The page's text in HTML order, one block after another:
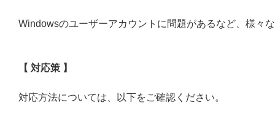
Windowsのユーザーアカウントに問題があるなど、様々
【 対応策 】
対応方法については、以下をご確認ください。